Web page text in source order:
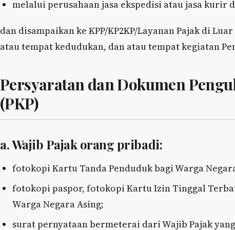
melalui perusahaan jasa ekspedisi atau jasa kurir
dan disampaikan ke KPP/KP2KP/Layanan Pajak di
atau tempat kedudukan, dan atau tempat kegiatan
Persyaratan dan Dokumen
(PKP)
a. Wajib Pajak orang pribadi:
fotokopi Kartu Tanda Penduduk bagi Warga
fotokopi paspor, fotokopi Kartu Izin Tinggal
Warga Negara Asing;
surat pernyataan bermeterai dari Wajib Pajak